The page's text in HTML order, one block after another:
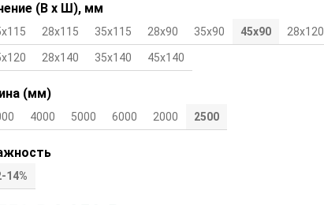
(В х Ш), мм
28х115 35х115 28х90 35х90 45х90 28х120
28х140 35х140 45х140
(мм)
4000 5000 6000 2000 2500
14%